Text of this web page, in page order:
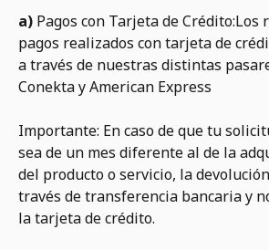
a) Pagos con Tarjeta de Crédito:Los
pagos realizados con tarjeta de
a través de nuestras distintas
Conekta y American Express
Importante: En caso de que tu
sea de un mes diferente al de la
del producto o servicio, la
través de transferencia bancaria y
la tarjeta de crédito.